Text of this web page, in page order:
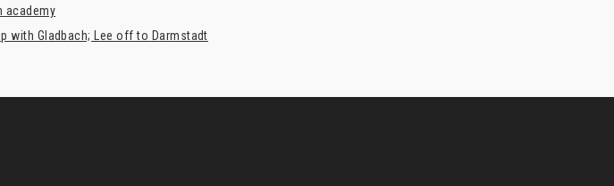
academy
with Gladbach; Lee off to Darmstadt